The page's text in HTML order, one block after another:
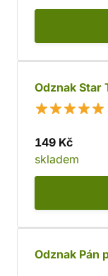
Odznak Star
149 Kč
skladem
Odznak Pán